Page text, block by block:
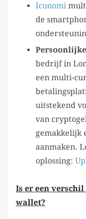
Iconomi
de
bedrijf in
een multi-
uitstekend
van
gemakkelijk
aanmaken.
oplossing:
Is er een
wallet?